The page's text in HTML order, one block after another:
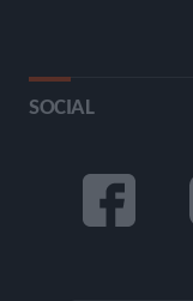
SOCIAL